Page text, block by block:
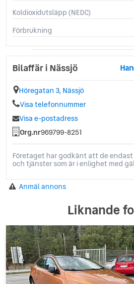
Koldioxidutsläpp (NEDC)
Förbrukning
Bilaffär i Nässjö
Höregatan 3, Nässjö
Visa telefonnummer
Visa e-postadress
Org.nr969799-8251
Företaget har godkänt att de
och tjänster som är i enlighet med
Anmäl annons
Liknande